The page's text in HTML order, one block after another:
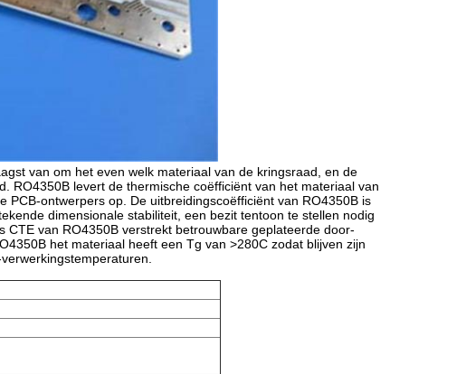
van om het even welk materiaal van de kringsraad, en de
RO4350B levert de thermische coëfficiënt van het materiaal van
ontwerpers op. De uitbreidingscoëfficiënt van RO4350B is
dimensionale stabiliteit, een bezit tentoon te stellen nodig
van RO4350B verstrekt betrouwbare geplateerde door-
het materiaal heeft een Tg van >280C zodat blijven zijn